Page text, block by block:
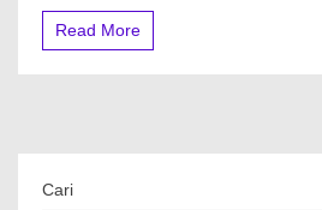
Read More
Cari